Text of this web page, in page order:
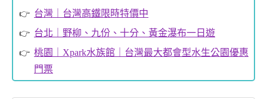
台灣｜台灣高鐵限時特價中
台北｜野柳、九份、十分、黃金瀑布一日遊
桃園｜Xpark水族館｜台灣最大都會型水生公園優惠
門票